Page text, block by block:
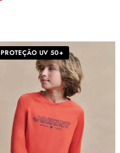
PROTEÇÃO UV 50+